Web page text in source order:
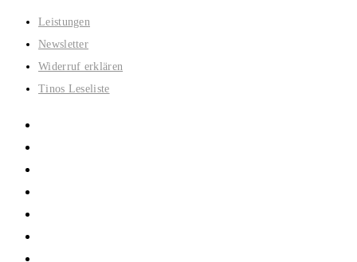
Zum
Inhalt
springen
Leistungen
Newsletter
Widerruf erklären
Tinos Leseliste